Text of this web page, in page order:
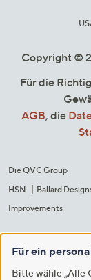
Copyright ©
Für die
AGB, die
Die QVC Group
HSN
Ballard
Improvements
Für ein
Bitte wähle „Alle